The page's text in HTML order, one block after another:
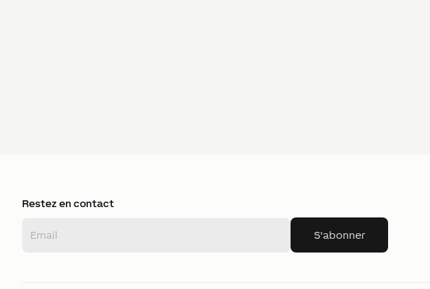
Restez en contact
S'abonner